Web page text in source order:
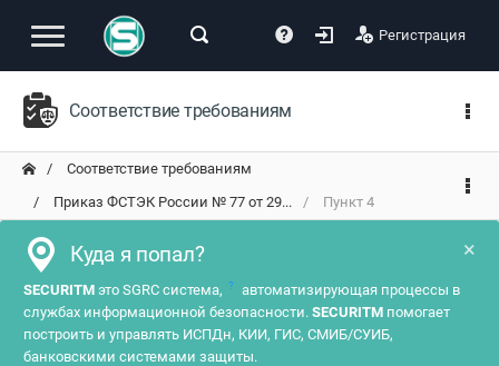
Регистрация
Соответствие требованиям
Соответствие требованиям
Приказ ФСТЭК России № 77 от 29...
Пункт 4
×
Куда я попал?
SECURITM это SGRC система, ?
автоматизирующая процессы в
службах информационной безопасности. SECURITM помогает
построить и управлять ИСПДн, КИИ, ГИС, СМИБ/СУИБ,
банковскими системами защиты.